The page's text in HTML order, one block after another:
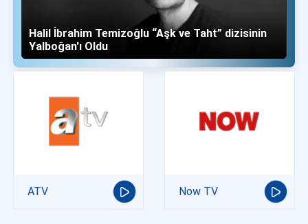
Halil İbrahim Temizoğlu “Aşk ve Taht” dizisinin
Yalboğan'ı Oldu
ATV Now TV